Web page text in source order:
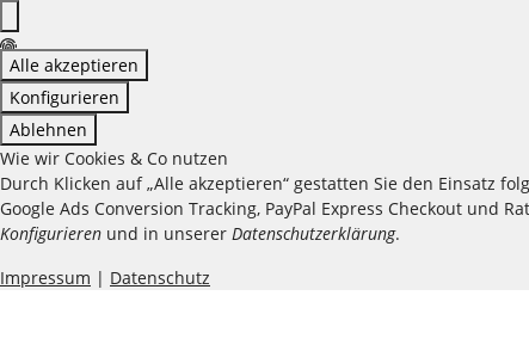
Alle akzeptieren
Konfigurieren
Ablehnen
Wie wir Cookies & Co nutzen
Durch Klicken auf „Alle akzeptieren“ gestatten Sie den Einsatz
Google Ads Conversion Tracking, PayPal Express Checkout
Konfigurieren und in unserer Datenschutzerklärung.
Impressum | Datenschutz